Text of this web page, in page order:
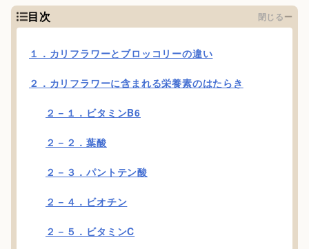
目次 閉じる
１．カリフラワーとブロッコリーの違い
２．カリフラワーに含まれる栄養素のはたらき
２－１．ビタミンB6
２－２．葉酸
２－３．パントテン酸
２－４．ビオチン
２－５．ビタミンC